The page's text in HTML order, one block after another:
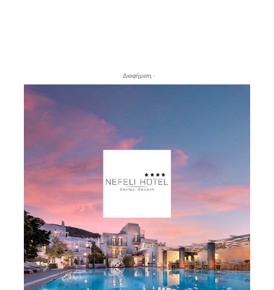
- Διαφήμιση -